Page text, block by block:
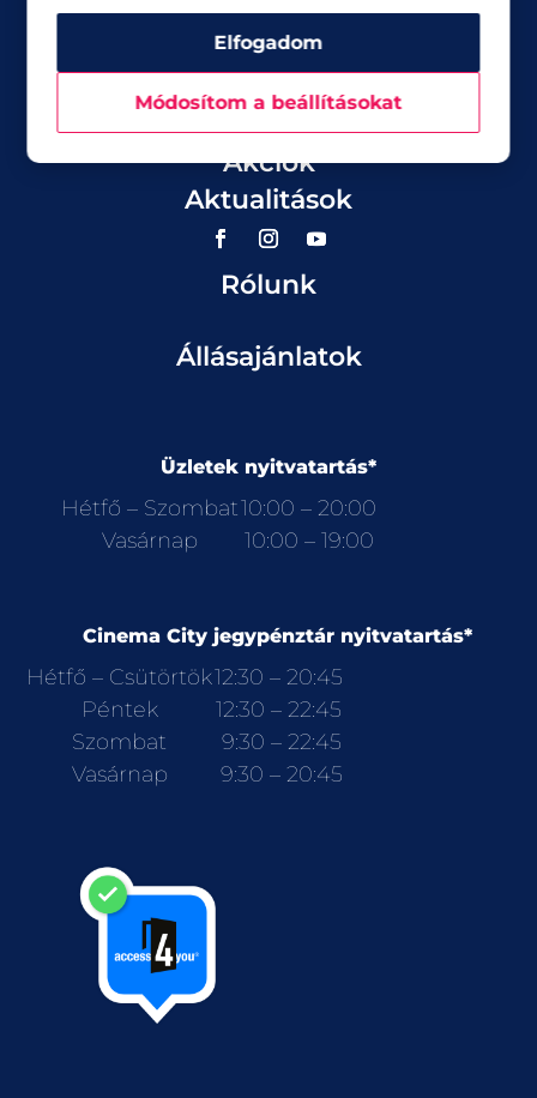
Üzletek
Akciók
Aktualitások
Rólunk
Állásajánlatok
Üzletek nyitvatartás*
Hétfő – Szombat10:00 – 20:00
Vasárnap
10:00 – 19:00
Cinema City jegypénztár nyitvatartás*
Hétfő – Csütörtök12:30 – 20:45
Péntek
12:30 – 22:45
Szombat
9:30 – 22:45
Vasárnap
9:30 – 20:45
Elfogadom
Módosítom a beállításokat